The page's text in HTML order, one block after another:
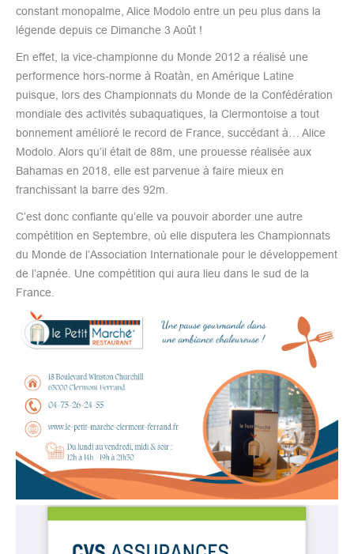
constant monopalme, Alice Modolo entre un peu plus dans la
légende depuis ce Dimanche 3 Août !
En effet, la vice-championne du Monde 2012 a réalisé une
performence hors-norme à Roatàn, en Amérique Latine
puisque, lors des Championnats du Monde de la Confédération
mondiale des activités subaquatiques, la Clermontoise a tout
bonnement amélioré le record de France, succédant à… Alice
Modolo. Alors qu’il était de 88m, une prouesse réalisée aux
Bahamas en 2018, elle est parvenue à faire mieux en
franchissant la barre des 92m.
C’est donc confiante qu’elle va pouvoir aborder une autre
compétition en Septembre, où elle disputera les Championnats
du Monde de l’Association Internationale pour le développement
de l’apnée. Une compétition qui aura lieu dans le sud de la
France.